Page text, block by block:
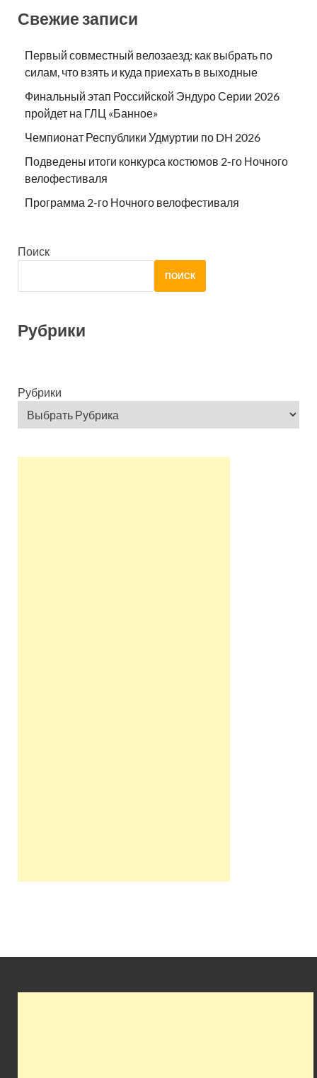
Свежие записи
Первый совместный велозаезд: как выбрать по
силам, что взять и куда приехать в выходные
Финальный этап Российской Эндуро Серии 2026
пройдет на ГЛЦ «Банное»
Чемпионат Республики Удмуртии по DH 2026
Подведены итоги конкурса костюмов 2-го Ночного
велофестиваля
Программа 2-го Ночного велофестиваля
Поиск
ПОИСК
Рубрики
Рубрики